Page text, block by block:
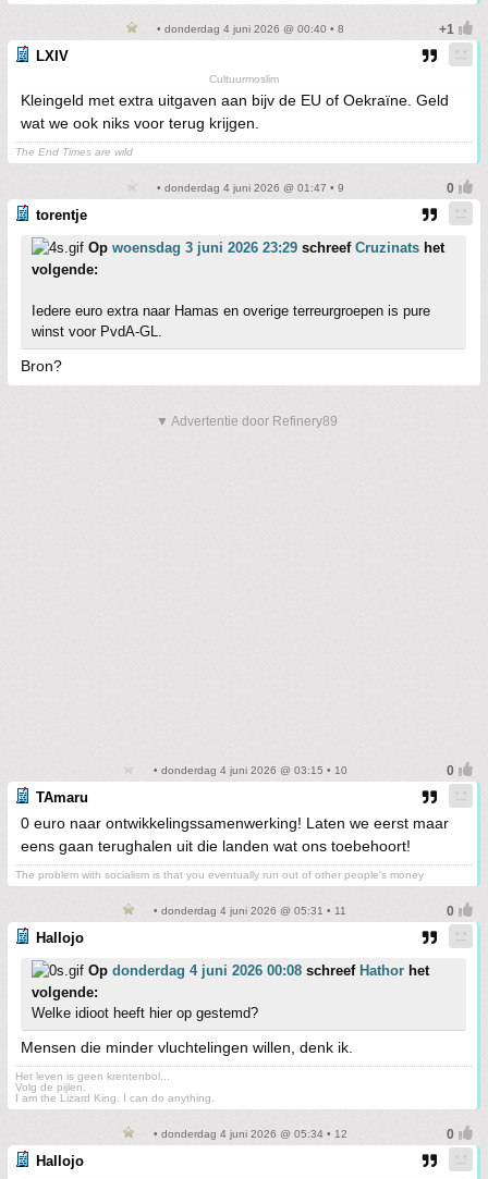
• donderdag 4 juni 2026 @ 00:40 • 8
LXIV
Cultuurmoslim
Kleingeld met extra uitgaven aan bijv de EU of Oekraïne. Geld
wat we ook niks voor terug krijgen.
The End Times are wild
• donderdag 4 juni 2026 @ 01:47 • 9
torentje
Op woensdag 3 juni 2026 23:29 schreef Cruzinats het
volgende:
Iedere euro extra naar Hamas en overige terreurgroepen is pure
winst voor PvdA-GL.
Bron?
▼ Advertentie door Refinery89
• donderdag 4 juni 2026 @ 03:15 • 10
TAmaru
0 euro naar ontwikkelingssamenwerking! Laten we eerst maar
eens gaan terughalen uit die landen wat ons toebehoort!
The problem with socialism is that you eventually run out of other people's money
• donderdag 4 juni 2026 @ 05:31 • 11
Hallojo
Op donderdag 4 juni 2026 00:08 schreef Hathor het
volgende:
Welke idioot heeft hier op gestemd?
Mensen die minder vluchtelingen willen, denk ik.
Het leven is geen krentenbol...
Volg de pijlen.
I am the Lizard King. I can do anything.
• donderdag 4 juni 2026 @ 05:34 • 12
Hallojo